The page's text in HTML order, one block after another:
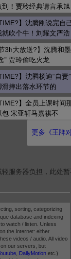
！贾玲经典请言承旭
】沈腾刚说完自
吹个牛！刘耀文严浩
3h大放送?】沈腾和
” 贾玲偷吃火龙
】沈腾杨迪“自
摔出落水环节的
】全员上课时间
宋亚轩马嘉祺不
更多《王牌
轻服务器负担，此处
sorting, categorizing
database and indexing
watch / listen. Unless
the Internet: either
videos / audio. All video
our servers, but
DailyMotion etc.)